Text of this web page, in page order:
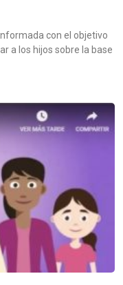
con el objetivo
a los hijos sobre la base